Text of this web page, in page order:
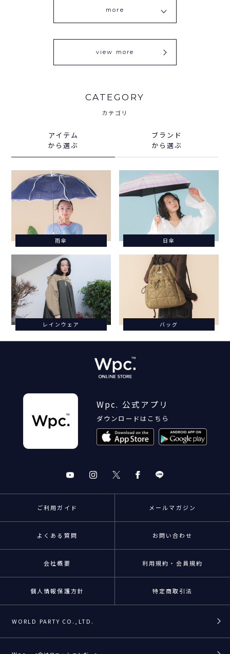
more
view more
CATEGORY
カテゴリ
アイテム
から選ぶ
ブランド
から選ぶ
雨傘 日傘
レインウェア バッグ
Wpc. 公式アプリ
ダウンロードはこちら
ご利用ガイド メールマガジン
よくある質問 お問い合わせ
会社概要 利用規約・会員規約
個人情報保護方針 特定商取引法
WORLD PARTY CO.,LTD.